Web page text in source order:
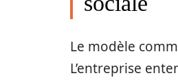
Le modèle
L’entreprise